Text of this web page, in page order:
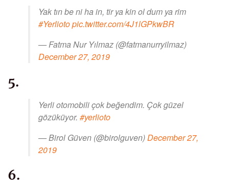
Yak tın be ni ha in, tir ya kin ol dum ya rim
#Yerliotopic.twitter.com/4J1lGPkwBR
— Fatma Nur Yılmaz (@fatmanurryilmaz)
December 27, 2019
5.
Yerli otomobili çok beğendim. Çok güzel
gözüküyor. #yerlioto
— Birol Güven (@birolguven)December 27,
2019
6.